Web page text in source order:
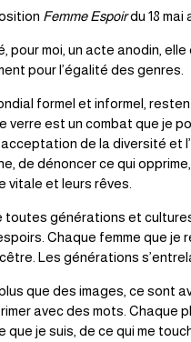
Femme Espoir du 18 mai
pour moi, un acte anodin,
pour l’égalité des genres.
formel et informel,
verre est un combat que je
de la diversité
de dénoncer ce qui
vitale et leurs rêves.
toutes générations et
Chaque femme que
Les générations
que des images, ce sont
avec des mots.
je suis, de ce qui me